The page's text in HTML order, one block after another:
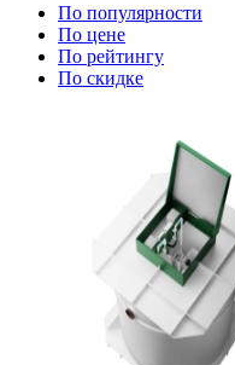
По популярности
По цене
По рейтингу
По скидке